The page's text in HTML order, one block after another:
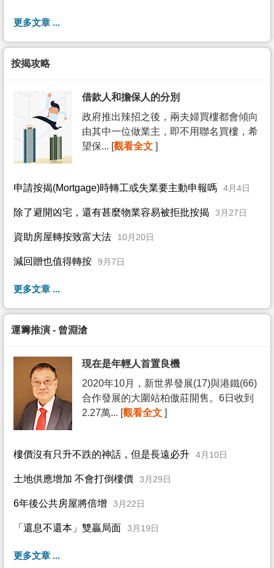
更多文章 ...
按揭攻略
借款人和擔保人的分別
政府推出辣招之後，兩夫婦買樓都會傾向
由其中一位做業主，即不用聯名買樓，希
望保... [觀看全文 ]
申請按揭(Mortgage)時轉工或失業要主動申報嗎 4月4日
除了避開凶宅，還有甚麼物業容易被拒批按揭 3月27日
資助房屋轉按致富大法 10月20日
減回贈也值得轉按 9月7日
更多文章 ...
運籌推演 - 曾淵滄
現在是年輕人首置良機
2020年10月，新世界發展(17)與港鐵(66)
合作發展的大圍站柏傲莊開售。6日收到
2.27萬... [觀看全文 ]
樓價沒有只升不跌的神話，但是長遠必升 4月10日
土地供應增加 不會打倒樓價 3月29日
6年後公共房屋將倍增 3月22日
「還息不還本」雙贏局面 3月19日
更多文章 ...